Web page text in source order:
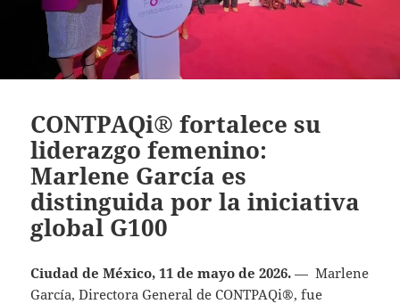
CONTPAQi® fortalece su
liderazgo femenino:
Marlene García es
distinguida por la iniciativa
global G100
Ciudad de México, 11 de mayo de 2026. — ​ Marlene
García, Directora General de CONTPAQi®, fue